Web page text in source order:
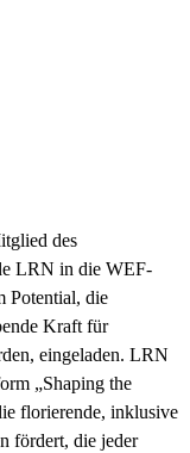
des
LRN in die WEF-
Potential, die
Kraft für
eingeladen. LRN
„Shaping the
florierende, inklusive
fördert, die jeder